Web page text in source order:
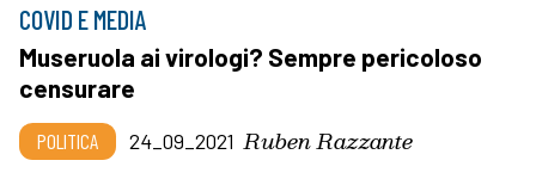
COVID E MEDIA
Museruola ai virologi? Sempre pericoloso
censurare
POLITICA 24_09_2021 Ruben Razzante